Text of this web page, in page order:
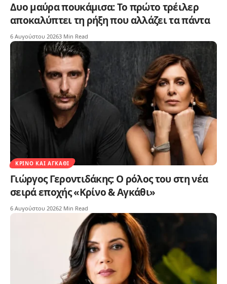
Δυο μαύρα πουκάμισα: Το πρώτο τρέιλερ
αποκαλύπτει τη ρήξη που αλλάζει τα πάντα
6 Αυγούστου 20263 Min Read
ΚΡΊΝΟ ΚΑΙ ΑΓΚΆΘΙ
Γιώργος Γεροντιδάκης: Ο ρόλος του στη νέα
σειρά εποχής «Κρίνο & Αγκάθι»
6 Αυγούστου 20262 Min Read